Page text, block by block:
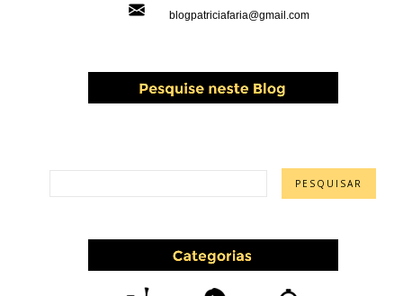
blogpatriciafaria@gmail.com